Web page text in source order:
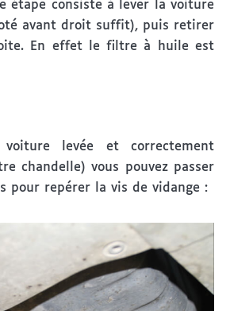
étape consiste à lever la voiture
avant droit suffit), puis retirer
En effet le filtre à huile est
levée et correctement
chandelle) vous pouvez passer
pour repérer la vis de vidange :